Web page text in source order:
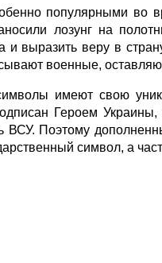
популярными во
лозунг на
и выразить веру в
военные,
имеют свою
Героем
ВСУ. Поэтому
символ, а